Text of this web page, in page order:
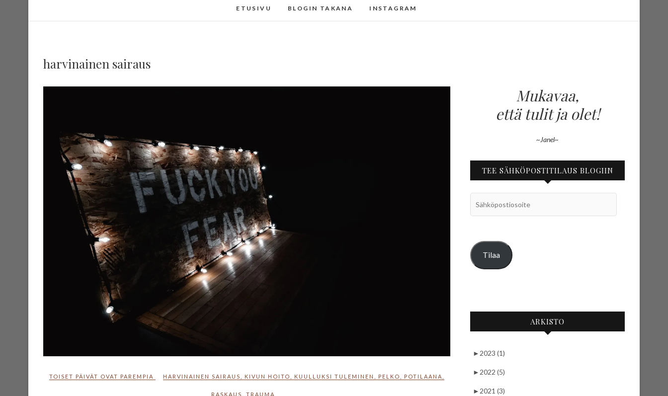
ETUSIVU BLOGIN TAKANA INSTAGRAM
harvinainen sairaus
TOISET PÄIVÄT OVAT PAREMPIA HARVINAINEN SAIRAUS KIVUN HOITO KUULLUKSI TULEMINEN PELKO POTILAANA
RASKAUS TRAUMA
Mukavaa,
että tulit ja olet!
~Janel~
TEE SÄHKÖPOSTITILAUS BLOGIIN
Tilaa
ARKISTO
► 2023 (1)
► 2022 (5)
► 2021 (3)